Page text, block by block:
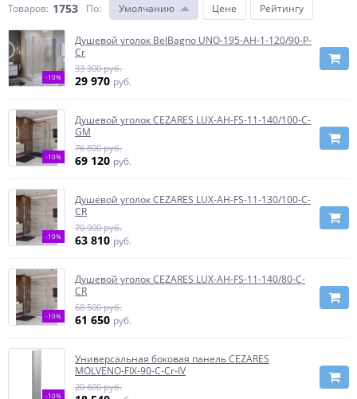
Товаров: 1753 По: Умолчанию Цене Рейтингу
-10%
Душевой уголок BelBagno UNO-195-AH-1-120/90-P-
Cr
33 300 руб.
29 970 руб.
-10%
Душевой уголок CEZARES LUX-AH-FS-11-140/100-C-
GM
76 800 руб.
69 120 руб.
-10%
Душевой уголок CEZARES LUX-AH-FS-11-130/100-C-
CR
70 900 руб.
63 810 руб.
-10%
Душевой уголок CEZARES LUX-AH-FS-11-140/80-C-
CR
68 500 руб.
61 650 руб.
-10%
Универсальная боковая панель CEZARES
MOLVENO-FIX-90-C-Cr-IV
20 600 руб.